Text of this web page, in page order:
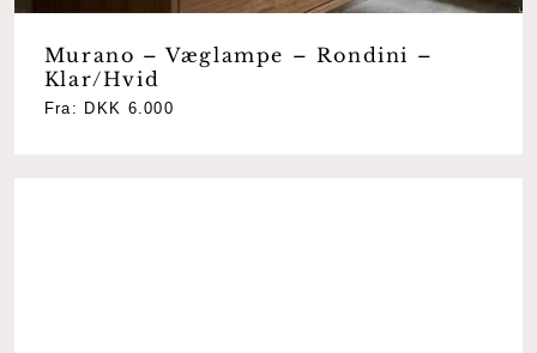
Murano – Væglampe – Rondini –
Klar/Hvid
Fra: DKK 6.000